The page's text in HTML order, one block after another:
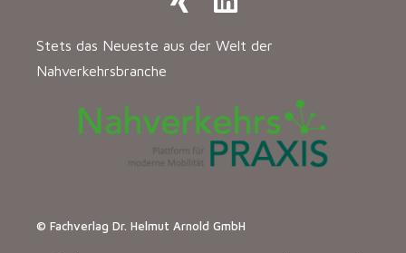
Stets das Neueste aus der Welt der
Nahverkehrsbranche
© Fachverlag Dr. Helmut Arnold GmbH